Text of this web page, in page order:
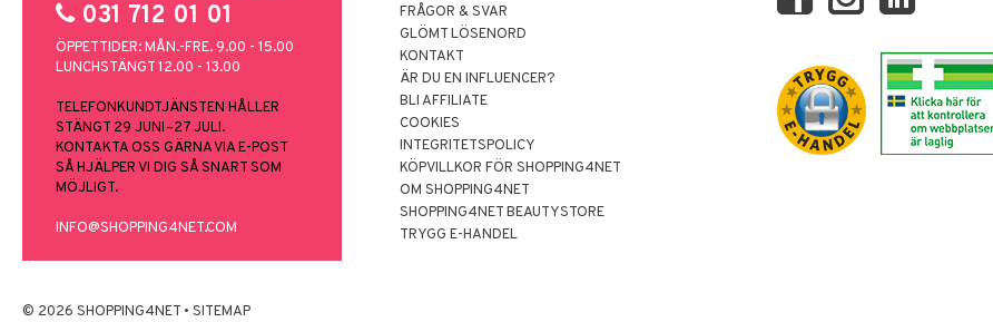
031 712 01 01
ÖPPETTIDER: MÅN.-FRE. 9.00 - 15.00
LUNCHSTÄNGT 12.00 - 13.00
TELEFONKUNDTJÄNSTEN HÅLLER
STÄNGT 29 JUNI–27 JULI.
KONTAKTA OSS GÄRNA VIA E-POST
SÅ HJÄLPER VI DIG SÅ SNART SOM
MÖJLIGT.
INFO@SHOPPING4NET.COM
FRÅGOR & SVAR
GLÖMT LÖSENORD
KONTAKT
ÄR DU EN INFLUENCER?
BLI AFFILIATE
COOKIES
INTEGRITETSPOLICY
KÖPVILLKOR FÖR SHOPPING4NET
OM SHOPPING4NET
SHOPPING4NET BEAUTYSTORE
TRYGG E-HANDEL
© 2026 SHOPPING4NET • SITEMAP